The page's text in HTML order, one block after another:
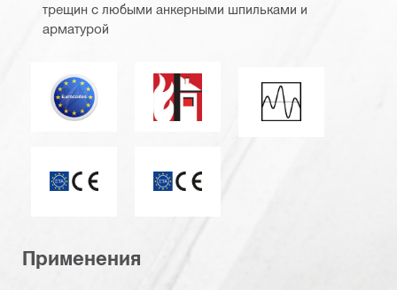
трещин с любыми анкерными шпильками и
арматурой
Еврокод Огнестойкость Сейсмическая
Применения